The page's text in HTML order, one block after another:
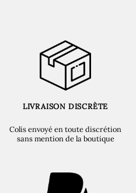
LIVRAISON DISCRÈTE
Colis envoyé en toute discrétion
sans mention de la boutique